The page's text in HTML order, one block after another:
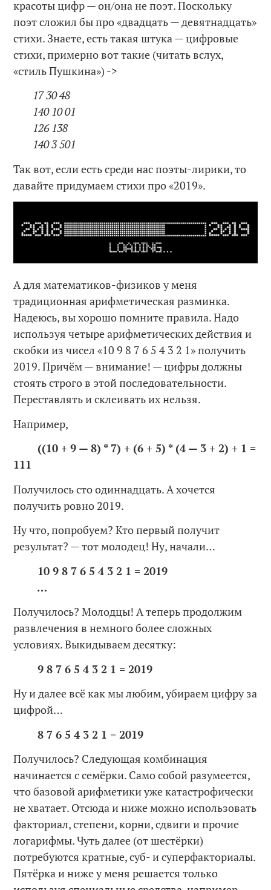
красоты цифр — он/она не поэт. Поскольку
поэт сложил бы про «двадцать — девятнадцать»
стихи. Знаете, есть такая штука — цифровые
стихи, примерно вот такие (читать вслух,
«стиль Пушкина») ->
17 30 48
140 10 01
126 138
140 3 501
Так вот, если есть среди нас поэты-лирики, то
давайте придумаем стихи про «2019».
А для математиков-физиков у меня
традиционная арифметическая разминка.
Надеюсь, вы хорошо помните правила. Надо
используя четыре арифметических действия и
скобки из чисел «10 9 8 7 6 5 4 3 2 1» получить
2019. Причём — внимание! — цифры должны
стоять строго в этой последовательности.
Переставлять и склеивать их нельзя.
Например,
((10 + 9 — 8) * 7) + (6 + 5) * (4 — 3 + 2) + 1 =
111
Получилось сто одиннадцать. А хочется
получить ровно 2019.
Ну что, попробуем? Кто первый получит
результат? — тот молодец! Ну, начали…
10 9 8 7 6 5 4 3 2 1 = 2019
…
Получилось? Молодцы! А теперь продолжим
развлечения в немного более сложных
условиях. Выкидываем десятку:
9 8 7 6 5 4 3 2 1 = 2019
Ну и далее всё как мы любим, убираем цифру за
цифрой…
8 7 6 5 4 3 2 1 = 2019
Получилось? Следующая комбинация
начинается с семёрки. Само собой разумеется,
что базовой арифметики уже катастрофически
не хватает. Отсюда и ниже можно использовать
факториал, степени, корни, сдвиги и прочие
логарифмы. Чуть далее (от шестёрки)
потребуются кратные, суб- и суперфакториалы.
Пятёрка и ниже у меня решается только